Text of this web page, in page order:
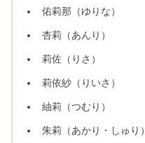
佑莉那（ゆりな）
杏莉（あんり）
莉佐（りさ）
莉依紗（りいさ）
紬莉（つむり）
朱莉（あかり・しゅり）